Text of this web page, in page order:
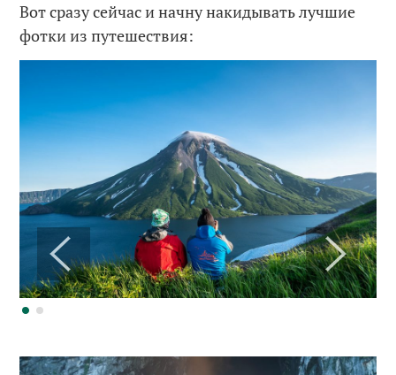
Вот сразу сейчас и начну накидывать лучшие
фотки из путешествия: